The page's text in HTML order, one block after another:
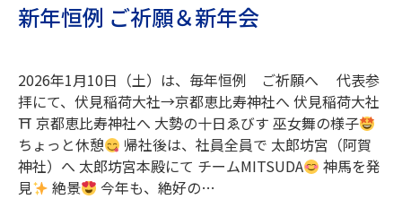
新年恒例 ご祈願＆新年会
2026年1月10日（土）は、毎年恒例 ご祈願へ 代表参
拝にて、伏見稲荷大社→京都恵比寿神社へ 伏見稲荷大社
⛩ 京都恵比寿神社へ 大勢の十日ゑびす 巫女舞の様子
ちょっと休憩
帰社後は、社員全員で 太郎坊宮（阿賀
神社）へ 太郎坊宮本殿にて チームMITSUDA
神馬を発
見
絶景 今年も、絶好の…